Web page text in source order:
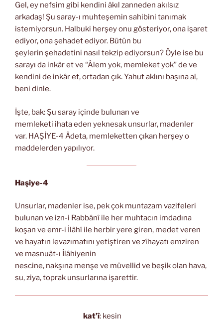
Gel, ey nefsim gibi kendini âkıl zanneden akılsız
arkadaş! Şu saray-ı muhteşemin sahibini tanımak
istemiyorsun. Halbuki herşey onu gösteriyor, ona işaret
ediyor, ona şehadet ediyor. Bütün bu
şeylerin şehadetini nasıl tekzip ediyorsun? Öyle ise bu
sarayı da inkâr et ve “Âlem yok, memleket yok” de ve
kendini de inkâr et, ortadan çık. Yahut aklını başına al,
beni dinle.
İşte, bak: Şu saray içinde bulunan ve
memleketi ihata eden yeknesak unsurlar, madenler
var. HAŞİYE-4 Âdeta, memleketten çıkan herşey o
maddelerden yapılıyor.
Haşiye-4
Unsurlar, madenler ise, pek çok muntazam vazifeleri
bulunan ve izn-i Rabbânî ile her muhtacın imdadına
koşan ve emr-i İlâhî ile herbir yere giren, medet veren
ve hayatın levazımatını yetiştiren ve zîhayatı emziren
ve masnuât-ı İlâhiyenin
nescine, nakşına menşe ve müvellid ve beşik olan hava,
su, ziya, toprak unsurlarına işarettir.
kat’î: kesin